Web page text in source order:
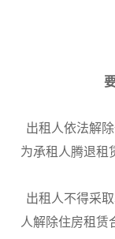
出租人依法解
为承租人腾退租
出租人不得采
人解除住房租赁